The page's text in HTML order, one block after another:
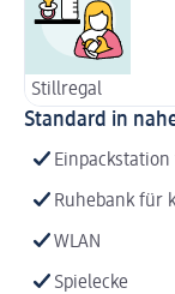
Stillregal
Standard in
Ruhebank für
WLAN
Spielecke